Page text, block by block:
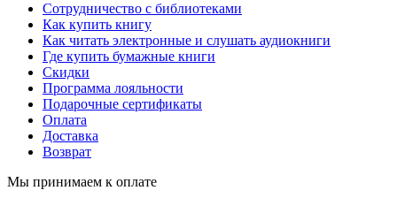
Сотрудничество с библиотеками
Как купить книгу
Как читать электронные и слушать аудиокниги
Где купить бумажные книги
Скидки
Программа лояльности
Подарочные сертификаты
Оплата
Доставка
Возврат
Мы принимаем к оплате